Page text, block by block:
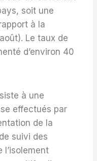
soit une
à la
Le taux de
d’environ 40
à une
effectués par
de la
suivi des
l’isolement